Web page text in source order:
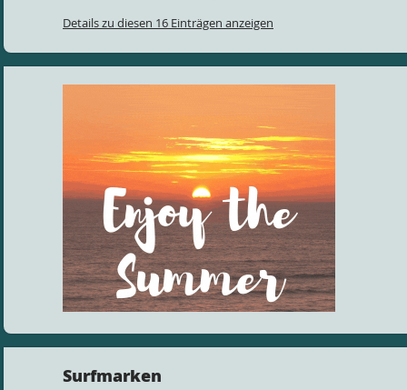
Details zu diesen 16 Einträgen anzeigen
Surfmarken